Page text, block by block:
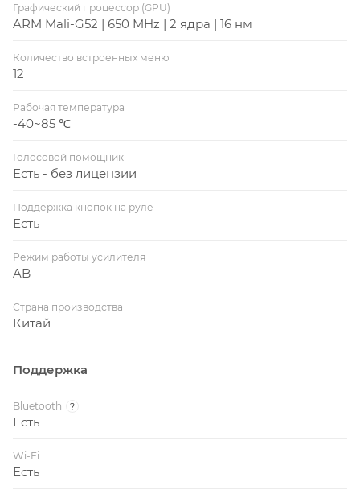
Графический процессор (GPU)
ARM Mali-G52 | 650 MHz | 2 ядра | 16 нм
Количество встроенных меню
12
Рабочая температура
-40~85 ℃
Голосовой помощник
Есть - без лицензии
Поддержка кнопок на руле
Есть
Режим работы усилителя
AB
Страна производства
Китай
Поддержка
Bluetooth ?
Есть
Wi-Fi
Есть